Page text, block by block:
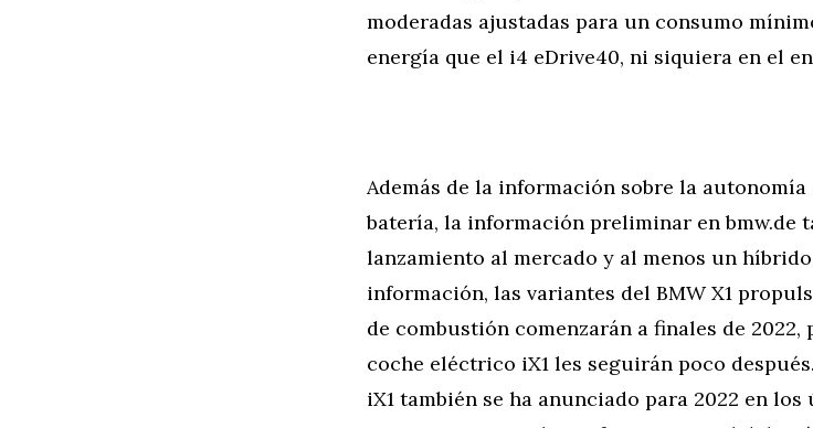
moderadas ajustadas para un consumo
energía que el i4 eDrive40, ni siquiera en el
Además de la información sobre la
batería, la información preliminar en bmw.de
lanzamiento al mercado y al menos un
información, las variantes del BMW X1
de combustión comenzarán a finales de
coche eléctrico iX1 les seguirán poco
iX1 también se ha anunciado para 2022 en